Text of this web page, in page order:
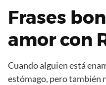
Frases
amor con
Cuando alguien está
estómago, pero también